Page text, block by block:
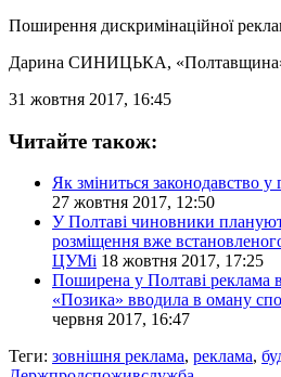
Поширення дискримінаційної
Дарина СИНИЦЬКА,
31 жовтня 2017, 16:45
Читайте також:
Як зміниться законодавство у
27 жовтня 2017, 12:50
У Полтаві чиновники
розміщення вже
ЦУМі 18 жовтня 2017, 17:25
Поширена у Полтаві реклама
«Позика» вводила в оману
червня 2017, 16:47
Теги: зовнішня реклама, реклама,